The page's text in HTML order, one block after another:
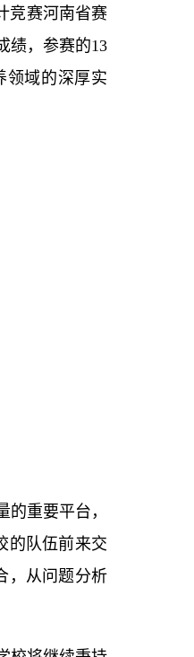
竞赛河南省赛
绩，参赛的13
领域的深厚实
重要平台，
的队伍前来交
，从问题分析